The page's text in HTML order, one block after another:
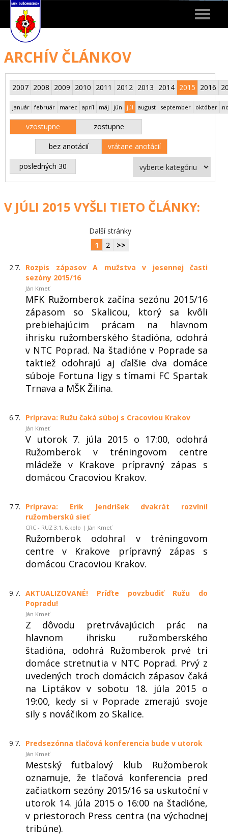
Toggle
ARCHÍV ČLÁNKOV
2007 2008 2009 2010 2011 2012 2013 2014 2015 2016
január február marec apríl máj jún júl august september október
vzostupne zostupne
bez anotácií vrátane anotácií
posledných 30
V JÚLI 2015 VYŠLI TIETO ČLÁNKY:
Další stránky
1
2 >>
2.7.
Rozpis zápasov A mužstva v jesennej časti
sezóny 2015/16
Ján Kmeť
MFK Ružomberok začína sezónu 2015/16
zápasom so Skalicou, ktorý sa kvôli
prebiehajúcim prácam na hlavnom
ihrisku ružomberského štadióna, odohrá
v NTC Poprad. Na štadióne v Poprade sa
taktiež odohrajú aj ďalšie dva domáce
súboje Fortuna ligy s tímami FC Spartak
Trnava a MŠK Žilina.
6.7. Príprava: Ružu čaká súboj s Cracoviou Krakov
Ján Kmeť
V utorok 7. júla 2015 o 17:00, odohrá
Ružomberok v tréningovom centre
mládeže v Krakove prípravný zápas s
domácou Cracoviou Krakov.
7.7.
Príprava: Erik Jendrišek dvakrát rozvlnil
ružomberskú sieť
CRC - RUZ 3:1, 6.kolo | Ján Kmeť
Ružomberok odohral v tréningovom
centre v Krakove prípravný zápas s
domácou Cracoviou Krakov.
9.7. AKTUALIZOVANÉ! Príďte povzbudiť Ružu do
Popradu!
Ján Kmeť
Z dôvodu pretrvávajúcich prác na
hlavnom ihrisku ružomberského
štadióna, odohrá Ružomberok prvé tri
domáce stretnutia v NTC Poprad. Prvý z
uvedených troch domácich zápasov čaká
na Liptákov v sobotu 18. júla 2015 o
19:00, kedy si v Poprade zmerajú svoje
sily s nováčikom zo Skalice.
9.7. Predsezónna tlačová konferencia bude v utorok
Ján Kmeť
Mestský futbalový klub Ružomberok
oznamuje, že tlačová konferencia pred
začiatkom sezóny 2015/16 sa uskutoční v
utorok 14. júla 2015 o 16:00 na štadióne,
v priestoroch Press centra (na východnej
tribúne).